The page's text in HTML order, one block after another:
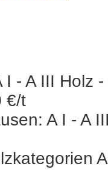
I - A III Holz
€/t
A I - A